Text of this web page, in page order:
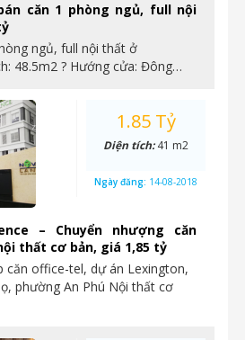
căn 1 phòng ngủ, full nội
ngủ, full nội thất ở
48.5m2 ? Hướng cửa: Đông…
– Chuyển nhượng căn
thất cơ bản, giá 1,85 tỷ
căn office-tel, dự án Lexington,
phường An Phú Nội thất cơ
1.85 Tỷ
Diện tích:41 m2
Ngày đăng: 14-08-2018